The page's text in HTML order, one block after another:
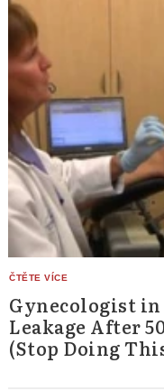
Gynecologist
Leakage After
(Stop Doing